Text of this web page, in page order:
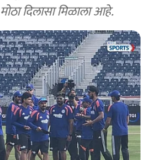
दिलासा मिळाला आहे.